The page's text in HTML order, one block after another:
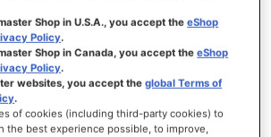
ACCEDI
Hai dimenticato la password?
Shop in U.S.A., you accept theeShop
Policy.
Shop in Canada, you accept theeShop
Policy.
websites, you accept theglobal Terms of
.
of cookies (including third-party cookies) to
the best experience possible, to improve,